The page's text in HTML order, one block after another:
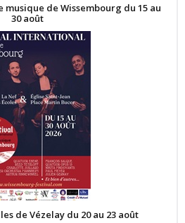
de Wissembourg du 15 au
30 août
de Vézelay du 20 au 23 août